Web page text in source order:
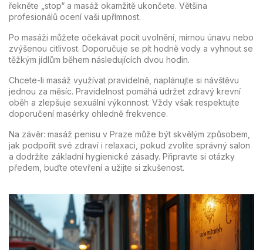
řekněte „stop“ a masáž okamžitě ukončete. Většina
profesionálů ocení vaši upřímnost.
Po masáži můžete očekávat pocit uvolnění, mírnou únavu nebo
zvýšenou citlivost. Doporučuje se pít hodně vody a vyhnout se
těžkým jídlům během následujících dvou hodin.
Chcete-li masáž využívat pravidelně, naplánujte si návštěvu
jednou za měsíc. Pravidelnost pomáhá udržet zdravý krevní
oběh a zlepšuje sexuální výkonnost. Vždy však respektujte
doporučení masérky ohledně frekvence.
Na závěr: masáž penisu v Praze může být skvělým způsobem,
jak podpořit své zdraví i relaxaci, pokud zvolíte správný salon
a dodržíte základní hygienické zásady. Připravte si otázky
předem, buďte otevření a užijte si zkušenost.